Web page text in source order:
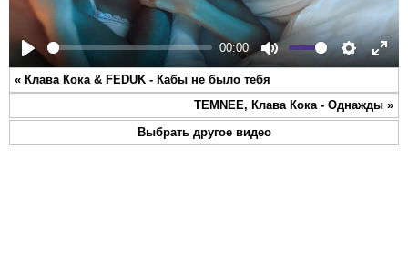
Play
00:00
Mute Settings
« Клава Кока & FEDUK - Кабы не было тебя
TEMNEE, Клава Кока - Однажды »
Выбрать другое видео